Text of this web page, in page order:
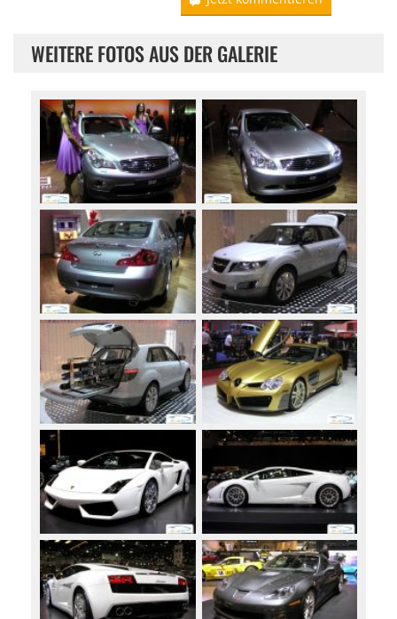
WEITERE FOTOS AUS DER GALERIE